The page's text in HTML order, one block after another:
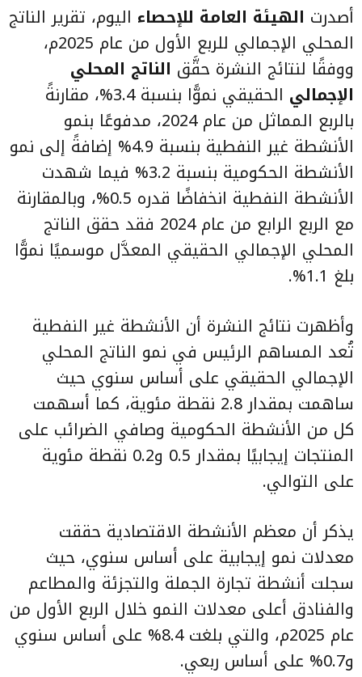
أصدرت الهيئة العامة للإحصاء اليوم، تقرير الناتج
المحلي الإجمالي للربع الأول من عام 2025م،
ووفقًا لنتائج النشرة حقَّق الناتج المحلي
الإجمالي
الحقيقي نموًّا بنسبة 3.4%، مقارنةً
بالربع المماثل من عام 2024، مدفوعًا بنمو
الأنشطة غير النفطية بنسبة 4.9% إضافةً إلى نمو
الأنشطة الحكومية بنسبة 3.2% فيما شهدت
الأنشطة النفطية انخفاضًا قدره 0.5%، وبالمقارنة
مع الربع الرابع من عام 2024 فقد حقق الناتج
المحلي الإجمالي الحقيقي المعدَّل موسميًا نموًّا
بلغ 1.1%.
وأظهرت نتائج النشرة أن الأنشطة غير النفطية
تُعد المساهم الرئيس في نمو الناتج المحلي
الإجمالي الحقيقي على أساس سنوي حيث
ساهمت بمقدار 2.8 نقطة مئوية، كما أسهمت
كل من الأنشطة الحكومية وصافي الضرائب على
المنتجات إيجابيًا بمقدار 0.5 و0.2 نقطة مئوية
على التوالي.
يذكر أن معظم الأنشطة الاقتصادية حققت
معدلات نمو إيجابية على أساس سنوي، حيث
سجلت أنشطة تجارة الجملة والتجزئة والمطاعم
والفنادق أعلى معدلات النمو خلال الربع الأول من
عام 2025م، والتي بلغت 8.4% على أساس سنوي
و0.7% على أساس ربعي.